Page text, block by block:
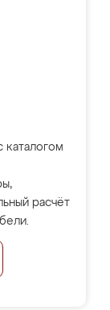
каталогом
расчёт